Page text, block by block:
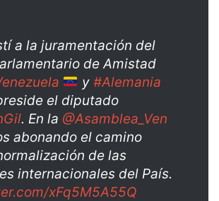
a la juramentación del
de Amistad
y #Alemania
el diputado
. En la @Asamblea_Ven
abonando el camino
de las
internacionales del País.
xFq5M5A55Q